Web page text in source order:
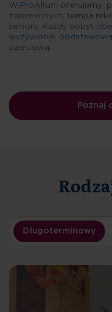
W ProAltum oferujemy
zdrowotnych, tempa
seniora. Każdy pobyt
wyżywienie,
zajęciową.
Poznaj
Długoterminowy